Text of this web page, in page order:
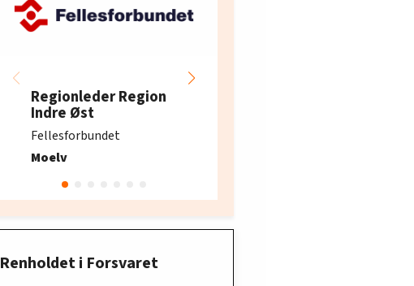
Regionleder Region
Indre Øst
Fellesforbundet
Moelv
Renholdet i Forsvaret